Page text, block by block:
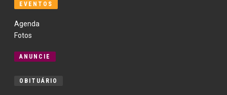
EVENTOS
Agenda
Fotos
ANUNCIE
OBITUÁRIO